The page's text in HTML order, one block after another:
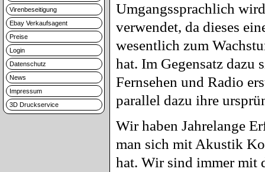
Virenbeseitigung
Ebay Verkaufsagent
Preise
Login
Datenschutz
News
Impressum
3D Druckservice
Umgangssprachlich
verwendet, da dieses
wesentlich zum
hat. Im Gegensatz dazu
Fernsehen und Radio
parallel dazu ihre
Wir haben Jahrelange
man sich mit Akustik
hat. Wir sind immer mit